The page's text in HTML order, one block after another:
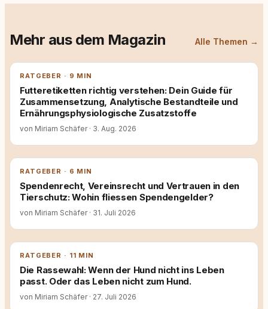
Mehr aus dem Magazin Alle Themen →
RATGEBER · 9 MIN
Futteretiketten richtig verstehen: Dein Guide für
Zusammensetzung, Analytische Bestandteile und
Ernährungsphysiologische Zusatzstoffe
von Miriam Schäfer · 3. Aug. 2026
RATGEBER · 6 MIN
Spendenrecht, Vereinsrecht und Vertrauen in den
Tierschutz: Wohin fliessen Spendengelder?
von Miriam Schäfer · 31. Juli 2026
RATGEBER · 11 MIN
Die Rassewahl: Wenn der Hund nicht ins Leben
passt. Oder das Leben nicht zum Hund.
von Miriam Schäfer · 27. Juli 2026